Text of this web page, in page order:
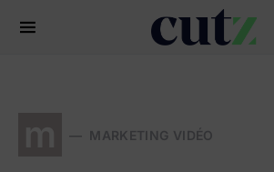
Search for:
MARKETING VIDÉO